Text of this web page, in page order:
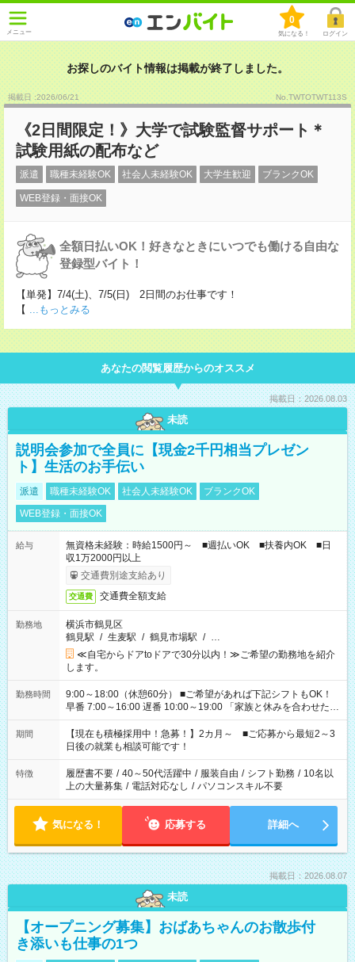
メニュー
0
気になる！ ログイン
お探しのバイト情報は掲載が終了しました。
掲載日 :2026/06/21 No.TWTOTWT113S
《2日間限定！》大学で試験監督サポート＊
試験用紙の配布など
派遣 職種未経験OK 社会人未経験OK 大学生歓迎 ブランクOK
WEB登録・面接OK
全額日払いOK！好きなときにいつでも働ける自由な
登録型バイト！
【単発】7/4(土)、7/5(日) 2日間のお仕事です！
【 ...もっとみる
あなたの閲覧履歴からのオススメ
掲載日：2026.08.03
未読
説明会参加で全員に【現金2千円相当プレゼン
ト】生活のお手伝い
派遣 職種未経験OK 社会人未経験OK
ブランクOK
WEB登録・面接OK
給与
無資格未経験：時給1500円～ ■週払いOK ■扶養内OK ■日
収1万2000円以上
交通費別途支給あり
交通費 交通費全額支給
勤務地
横浜市鶴見区
鶴見駅 / 生麦駅 / 鶴見市場駅 / …
≪自宅からドアtoドアで30分以内！≫ご希望の勤務地を紹介
します。
勤務時間
9:00～18:00（休憩60分） ■ご希望があれば下記シフトもOK！
早番 7:00～16:00 遅番 10:00～19:00 「家族と休みを合わせた
い」 「余裕を持って夕飯の準備がしたい」 「できれば残業はし
たくない」 など、ご希望を教えてくださいね。 ※Wワーク希望
の方へ 今ご覧のお仕事で希望する勤務時間と、もう1つのお仕事
の勤務時間。 合計で週40時間を超える場合は応募できません。
期間
【現在も積極採用中！急募！】2カ月～ ■ご応募から最短2～3
日後の就業も相談可能です！
特徴 履歴書不要 / 40～50代活躍中 / 服装自由 / シフト勤務 / 10名以
上の大量募集 / 電話対応なし / パソコンスキル不要
気になる！ 応募する 詳細へ
掲載日：2026.08.07
未読
【オープニング募集】おばあちゃんのお散歩付
き添いも仕事の1つ